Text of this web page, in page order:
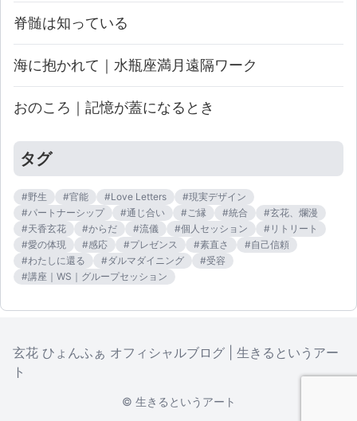
脊髄は知っている
海に抱かれて｜水瓶座満月遠隔ワーク
おのころ｜記憶が蓋になるとき
タグ
#野生 #官能 #Love Letters #現実デザイン
#パートナーシップ #通じ合い # ご縁 #統合 #玄花、爛漫
#天香玄花 #からだ #流儀 #個人セッション # リトリート
#愛の体現 #感応 #プレゼンス #素直さ #自己信頼
#わたしに還る #ダルマダイニング #受容
#講座｜WS｜グループセッション
玄花 ひょんふぁ オフィシャルブログ
生きるというアー
ト
© 生きるというアート